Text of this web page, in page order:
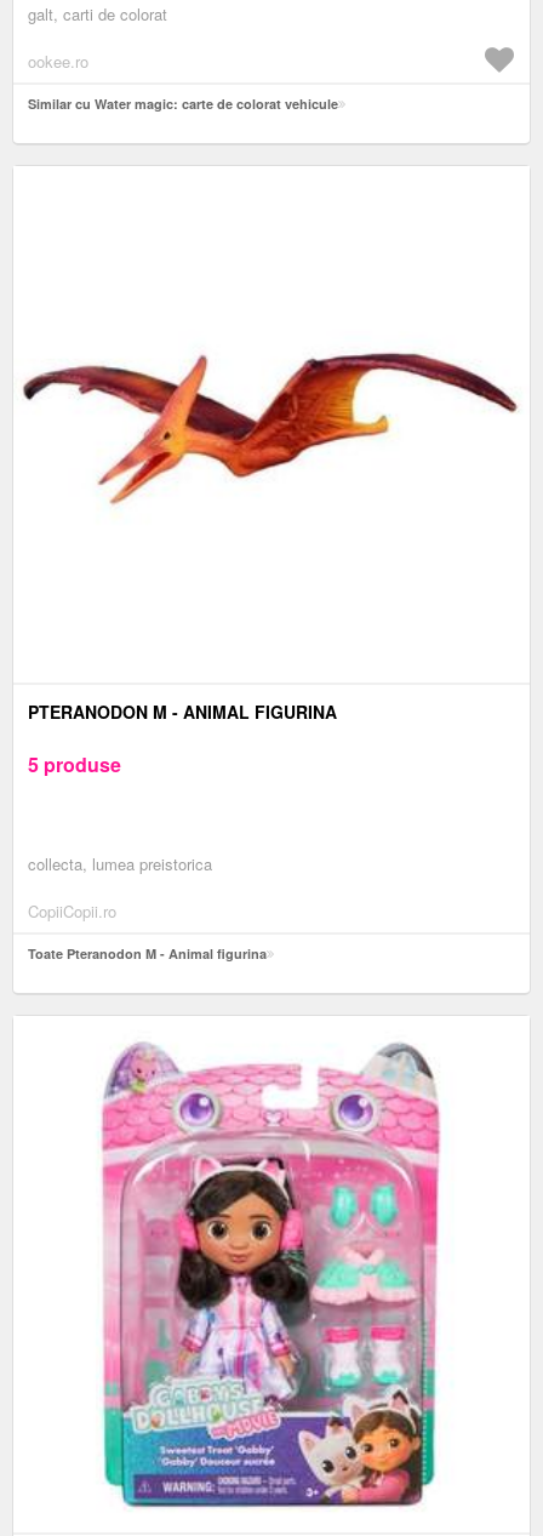
galt, carti de colorat
ookee.ro
Similar cu Water magic: carte de colorat vehicule
PTERANODON M - ANIMAL FIGURINA
5 produse
collecta, lumea preistorica
CopiiCopii.ro
Toate Pteranodon M - Animal figurina